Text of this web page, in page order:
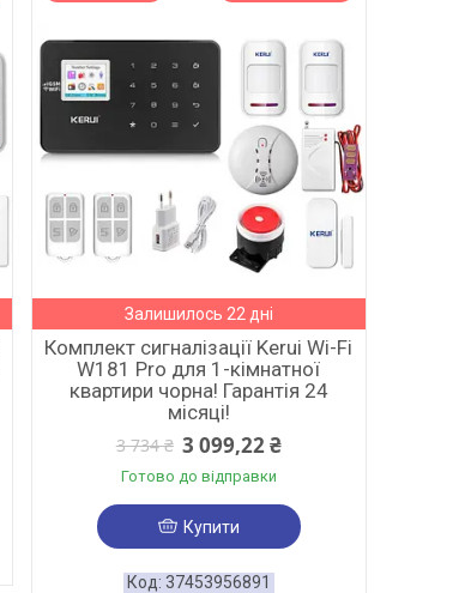
Залишилось 22 дні
Комплект сигналізації Kerui Wi-Fi
W181 Pro для 1-кімнатної
квартири чорна! Гарантія 24
місяці!
3 734 ₴ 3 099,22 ₴
Готово до відправки
Купити
37453956891